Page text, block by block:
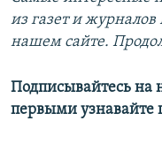
из газет и журналов
нашем сайте.
Подписывайтесь на
первыми узнавайте